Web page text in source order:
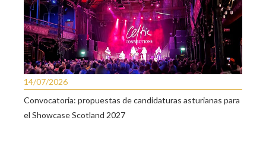
14/07/2026
Convocatoria: propuestas de candidaturas asturianas para
el Showcase Scotland 2027